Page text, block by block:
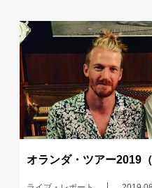
オランダ・ツアー2019（